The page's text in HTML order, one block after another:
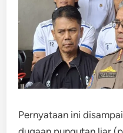
Pernyataan ini